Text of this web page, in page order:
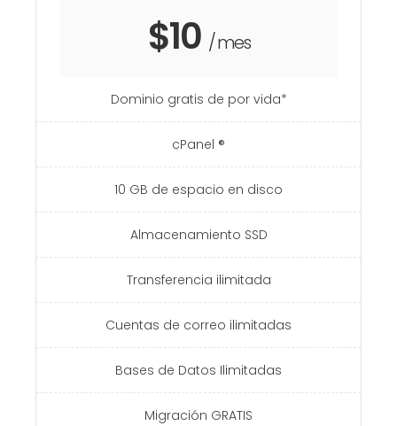
$10 / mes
Dominio gratis de por vida*
cPanel ®
10 GB de espacio en disco
Almacenamiento SSD
Transferencia ilimitada
Cuentas de correo ilimitadas
Bases de Datos Ilimitadas
Migración GRATIS